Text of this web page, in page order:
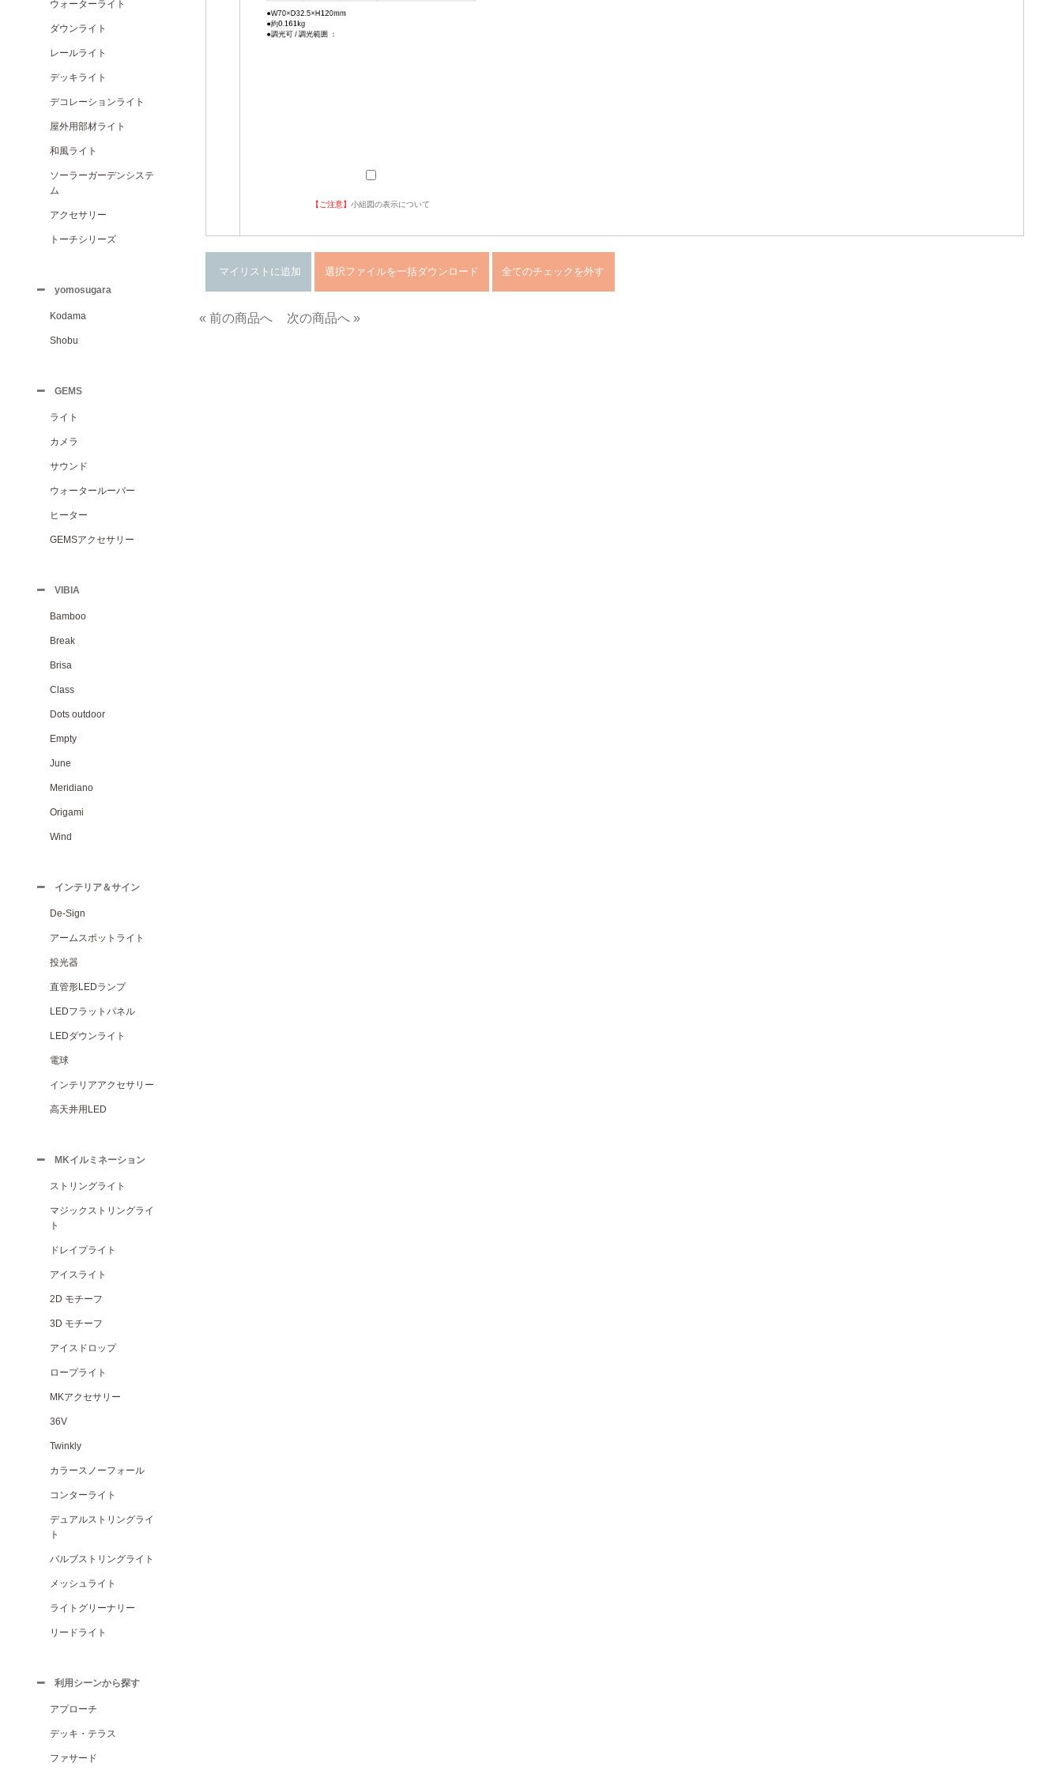
ウォーターライト
ダウンライト
レールライト
デッキライト
デコレーションライト
屋外用部材ライト
和風ライト
ソーラーガーデンシステ
ム
アクセサリー
トーチシリーズ
yomosugara
Kodama
Shobu
GEMS
ライト
カメラ
サウンド
ウォータールーバー
ヒーター
GEMSアクセサリー
VIBIA
Bamboo
Break
Brisa
Class
Dots outdoor
Empty
June
Meridiano
Origami
Wind
インテリア＆サイン
De-Sign
アームスポットライト
投光器
直管形LEDランプ
LEDフラットパネル
LEDダウンライト
電球
インテリアアクセサリー
高天井用LED
MKイルミネーション
ストリングライト
マジックストリングライ
ト
ドレイプライト
アイスライト
2D モチーフ
3D モチーフ
アイスドロップ
ロープライト
MKアクセサリー
36V
Twinkly
カラースノーフォール
コンターライト
デュアルストリングライ
ト
バルブストリングライト
メッシュライト
ライトグリーナリー
リードライト
利用シーンから探す
アプローチ
デッキ・テラス
ファサード
【ご注意】小組図の表示について
« 前の商品へ 次の商品へ »